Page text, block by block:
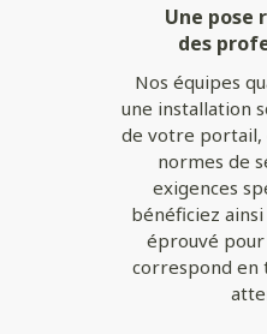
Une pose
des
Nos équipes
une installation
de votre portail,
normes de
exigences
bénéficiez
éprouvé
correspond en